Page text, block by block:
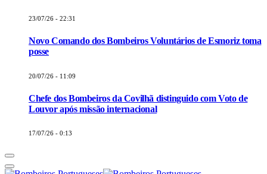
23/07/26 - 22:31
Novo Comando dos Bombeiros Voluntários de Esmoriz toma
posse
20/07/26 - 11:09
Chefe dos Bombeiros da Covilhã distinguido com Voto de
Louvor após missão internacional
17/07/26 - 0:13